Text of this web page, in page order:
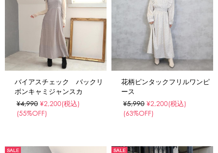
バイアスチェック バックリ
ボンキャミジャンスカ
¥4,990 ¥2,200(税込)
(55%OFF)
花柄ピンタックフリルワンピ
ース
¥5,990 ¥2,200(税込)
(63%OFF)
SALE SALE